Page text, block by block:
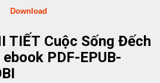
Download
TIẾT Cuộc Sống Đếch
PDF-EPUB-